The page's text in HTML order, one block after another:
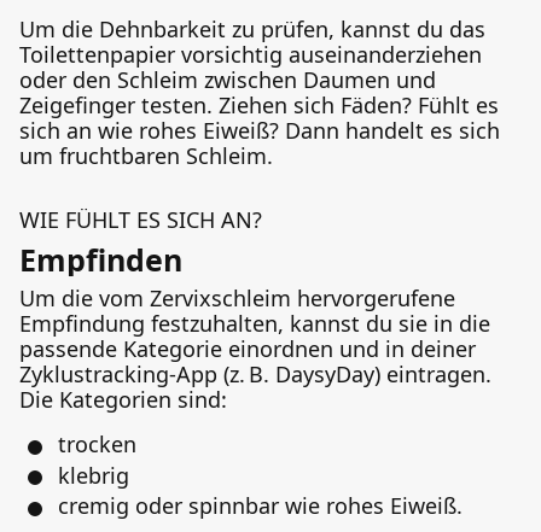
Um die Dehnbarkeit zu prüfen, kannst du das
Toilettenpapier vorsichtig auseinanderziehen
oder den Schleim zwischen Daumen und
Zeigefinger testen. Ziehen sich Fäden? Fühlt es
sich an wie rohes Eiweiß? Dann handelt es sich
um fruchtbaren Schleim.
WIE FÜHLT ES SICH AN?
Empfinden
Um die vom Zervixschleim hervorgerufene
Empfindung festzuhalten, kannst du sie in die
passende Kategorie einordnen und in deiner
Zyklustracking-App (z. B. DaysyDay) eintragen.
Die Kategorien sind:
trocken
klebrig
cremig oder spinnbar wie rohes Eiweiß.